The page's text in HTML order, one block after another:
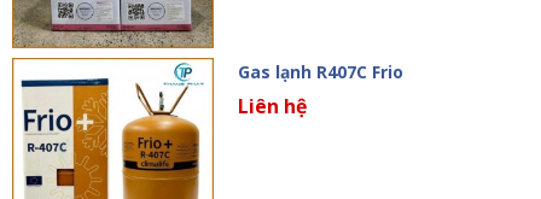
Gas lạnh R407C Frio
Liên hệ